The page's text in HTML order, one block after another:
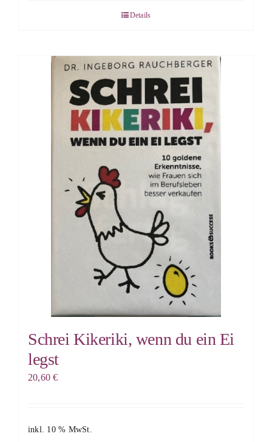
Details
Schrei Kikeriki, wenn du ein Ei
legst
20,60€
inkl. 10 % MwSt.